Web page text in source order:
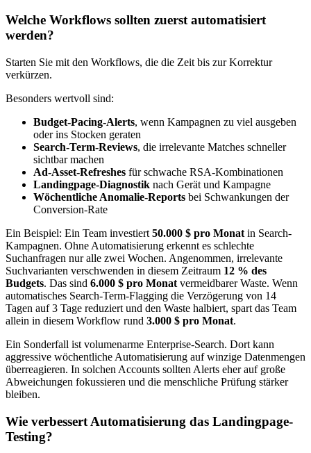
Welche Workflows sollten zuerst automatisiert
werden?
Starten Sie mit den Workflows, die die Zeit bis zur Korrektur
verkürzen.
Besonders wertvoll sind:
Budget-Pacing-Alerts, wenn Kampagnen zu viel ausgeben
oder ins Stocken geraten
Search-Term-Reviews, die irrelevante Matches schneller
sichtbar machen
Ad-Asset-Refreshes für schwache RSA-Kombinationen
Landingpage-Diagnostik nach Gerät und Kampagne
Wöchentliche Anomalie-Reports bei Schwankungen der
Conversion-Rate
Ein Beispiel: Ein Team investiert 50.000 $ pro Monat in Search-
Kampagnen. Ohne Automatisierung erkennt es schlechte
Suchanfragen nur alle zwei Wochen. Angenommen, irrelevante
Suchvarianten verschwenden in diesem Zeitraum 12 % des
Budgets. Das sind 6.000 $ pro Monat vermeidbarer Waste. Wenn
automatisches Search-Term-Flagging die Verzögerung von 14
Tagen auf 3 Tage reduziert und den Waste halbiert, spart das Team
allein in diesem Workflow rund 3.000 $ pro Monat.
Ein Sonderfall ist volumenarme Enterprise-Search. Dort kann
aggressive wöchentliche Automatisierung auf winzige Datenmengen
überreagieren. In solchen Accounts sollten Alerts eher auf große
Abweichungen fokussieren und die menschliche Prüfung stärker
bleiben.
Wie verbessert Automatisierung das Landingpage-
Testing?